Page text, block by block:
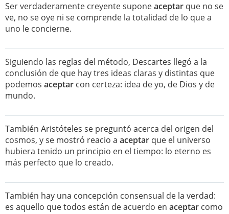
Ser verdaderamente creyente suponeaceptar que no se
ve, no se oye ni se comprende la totalidad de lo que a
uno le concierne.
Siguiendo las reglas del método, Descartes llegó a la
conclusión de que hay tres ideas claras y distintas que
podemos aceptar con certeza: idea de yo, de Dios y de
mundo.
También Aristóteles se preguntó acerca del origen del
cosmos, y se mostró reacio a aceptar que el universo
hubiera tenido un principio en el tiempo: lo eterno es
más perfecto que lo creado.
También hay una concepción consensual de la verdad:
es aquello que todos están de acuerdo en aceptar como